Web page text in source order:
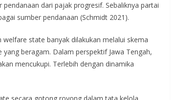
dari pajak progresif. Sebaliknya partai
sumber pendanaan (Schmidt 2021).
state banyak dilakukan melalui skema
beragam. Dalam perspektif Jawa Tengah,
mencukupi. Terlebih dengan dinamika